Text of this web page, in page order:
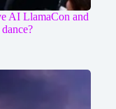
AI LlamaCon and